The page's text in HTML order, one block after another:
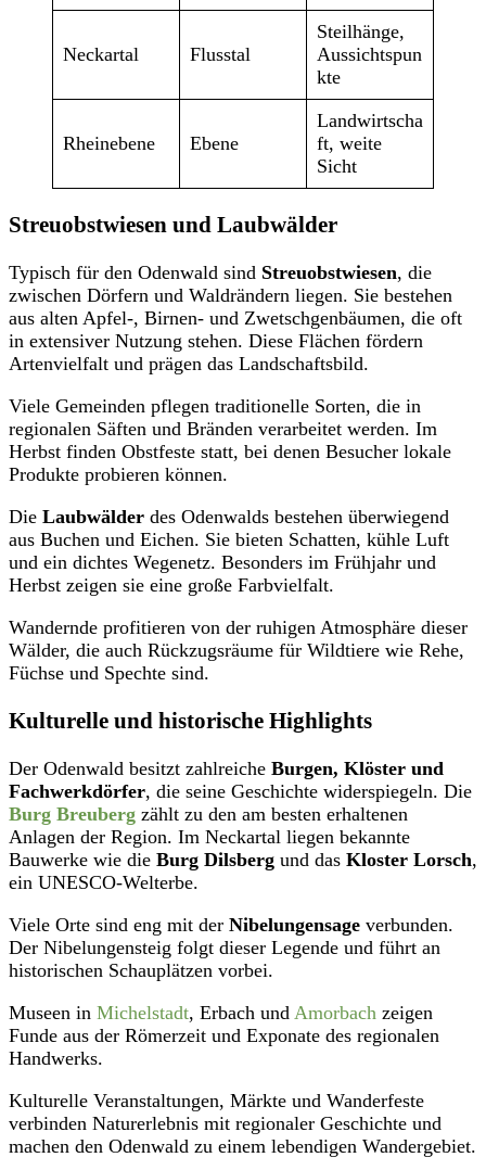
Neckartal Flusstal
Steilhänge,
Aussichtspun
kte
Rheinebene Ebene
Landwirtscha
ft, weite
Sicht
Streuobstwiesen und Laubwälder
Typisch für den Odenwald sind Streuobstwiesen, die
zwischen Dörfern und Waldrändern liegen. Sie bestehen
aus alten Apfel-, Birnen- und Zwetschgenbäumen, die oft
in extensiver Nutzung stehen. Diese Flächen fördern
Artenvielfalt und prägen das Landschaftsbild.
Viele Gemeinden pflegen traditionelle Sorten, die in
regionalen Säften und Bränden verarbeitet werden. Im
Herbst finden Obstfeste statt, bei denen Besucher lokale
Produkte probieren können.
Die Laubwälder des Odenwalds bestehen überwiegend
aus Buchen und Eichen. Sie bieten Schatten, kühle Luft
und ein dichtes Wegenetz. Besonders im Frühjahr und
Herbst zeigen sie eine große Farbvielfalt.
Wandernde profitieren von der ruhigen Atmosphäre dieser
Wälder, die auch Rückzugsräume für Wildtiere wie Rehe,
Füchse und Spechte sind.
Kulturelle und historische Highlights
Der Odenwald besitzt zahlreiche Burgen, Klöster und
Fachwerkdörfer, die seine Geschichte widerspiegeln. Die
Burg Breuberg zählt zu den am besten erhaltenen
Anlagen der Region. Im Neckartal liegen bekannte
Bauwerke wie die Burg Dilsberg und das Kloster Lorsch,
ein UNESCO-Welterbe.
Viele Orte sind eng mit der Nibelungensage verbunden.
Der Nibelungensteig folgt dieser Legende und führt an
historischen Schauplätzen vorbei.
Museen in Michelstadt, Erbach und Amorbach zeigen
Funde aus der Römerzeit und Exponate des regionalen
Handwerks.
Kulturelle Veranstaltungen, Märkte und Wanderfeste
verbinden Naturerlebnis mit regionaler Geschichte und
machen den Odenwald zu einem lebendigen Wandergebiet.